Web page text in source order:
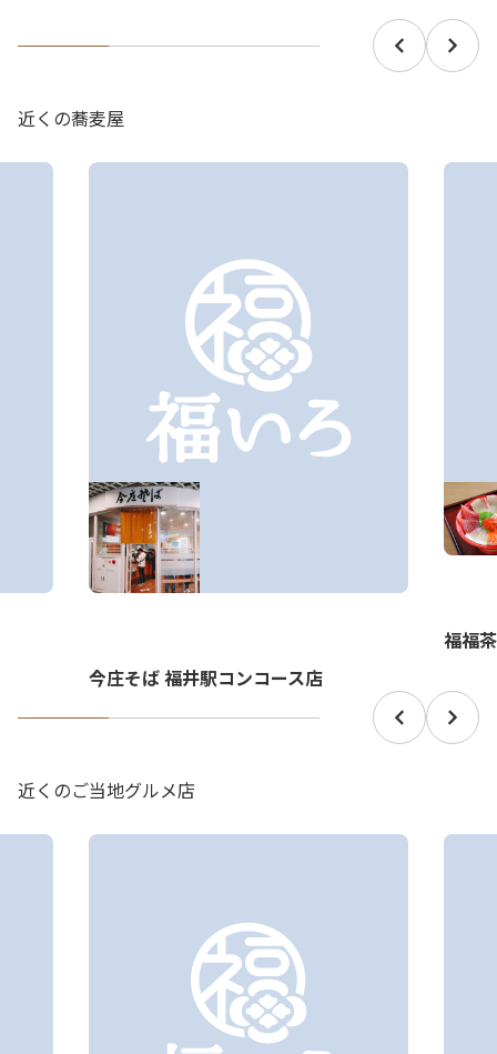
近くの蕎麦屋
今庄そば 福井駅コンコース店
福福
近くのご当地グルメ店